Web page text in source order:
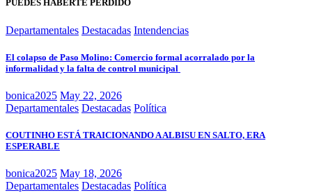
PUEDES HABERTE PERDIDO
Departamentales Destacadas Intendencias
El colapso de Paso Molino: Comercio formal acorralado por la
informalidad y la falta de control municipal
bonica2025 May 22, 2026
Departamentales Destacadas Política
COUTINHO ESTÁ TRAICIONANDO A ALBISU EN SALTO, ERA
ESPERABLE
bonica2025 May 18, 2026
Departamentales Destacadas Política